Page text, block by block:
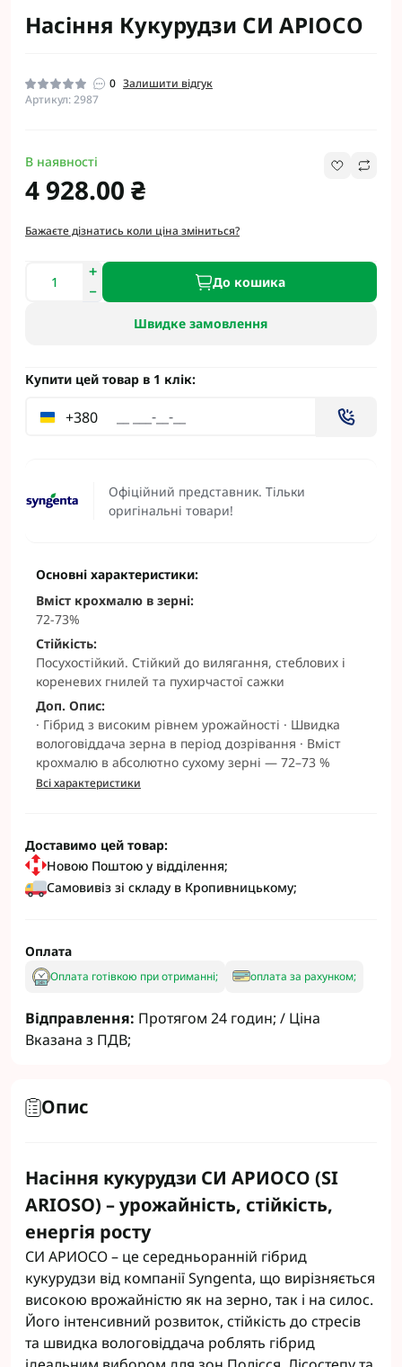
Насіння Кукурудзи СИ АРІОСО
0 Залишити відгук
Артикул: 2987
Офіційний представник. Тільки
оригінальні товари!
В наявності
4 928.00 ₴
Бажаєте дізнатись коли ціна зміниться?
До кошика
Швидке замовлення
Купити цей товар в 1 клік:
+380
Основні характеристики:
Вміст крохмалю в зерні:
72-73%
Стійкість:
Посухостійкий. Стійкий до вилягання, стеблових і
кореневих гнилей та пухирчастої сажки
Доп. Опис:
· Гібрид з високим рівнем урожайності · Швидка
вологовіддача зерна в період дозрівання · Вміст
крохмалю в абсолютно сухому зерні — 72–73 %
Всі характеристики
Доставимо цей товар:
Новою Поштою у відділення;
Самовивіз зі складу в Кропивницькому;
Оплата
Оплата готівкою при отриманні; оплата за рахунком;
Відправлення: Протягом 24 годин; / Ціна
Вказана з ПДВ;
Опис
Насіння кукурудзи СИ АРИОСО (SI
ARIOSO) – урожайність, стійкість,
енергія росту
СИ АРИОСО – це середньоранній гібрид
кукурудзи від компанії Syngenta, що вирізняється
високою врожайністю як на зерно, так і на силос.
Його інтенсивний розвиток, стійкість до стресів
та швидка вологовіддача роблять гібрид